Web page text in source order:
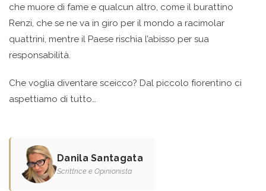
che muore di fame e qualcun altro, come il burattino
Renzi, che se ne va in giro per il mondo a racimolar
quattrini, mentre il Paese rischia l’abisso per sua
responsabilità.
Che voglia diventare sceicco? Dal piccolo fiorentino ci
aspettiamo di tutto…
Danila Santagata
Scrittrice e Opinionista